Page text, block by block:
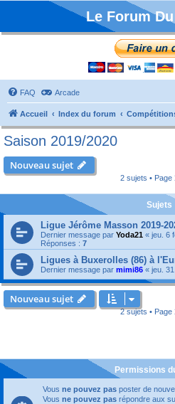
Le Forum
FAQ Arcade
Accueil Index du forum
Saison 2019/2020
Nouveau sujet
2 sujets • Page
Sujets
Ligue Jérôme Masson 2019-
Dernier message par Yoda21 « jeu. 6
Réponses : 7
Ligues à Buxerolles (86) à
Dernier message par mimi86 « jeu.
Nouveau sujet
2 sujets • Page
Permissions
Vous ne pouvez pas poster de
Vous ne pouvez pas répondre aux